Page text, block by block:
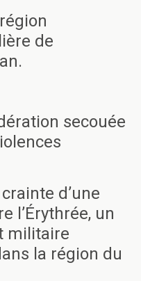
de
secouée
d’une
l’Érythrée, un
militaire
la région du